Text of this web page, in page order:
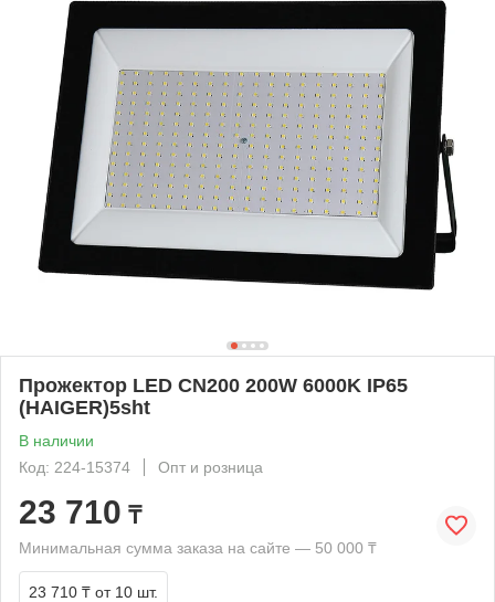
Прожектор LED CN200 200W 6000K IP65
(HAIGER)5sht
В наличии
Код: 224-15374
Опт и розница
23 710 ₸
Минимальная сумма заказа на сайте — 50 000 ₸
23 710 ₸ от 10 шт.